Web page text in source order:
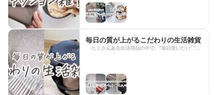
毎日の質が上がるこだわりの生活雑貨
たくさんある生活用品の中で、“毎日使いたい” “こ